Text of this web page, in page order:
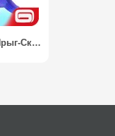
Ninja UP! / Прыг-Скок Ниндзя!